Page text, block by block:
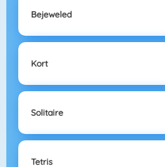
Bejeweled
Kort
Solitaire
Tetris